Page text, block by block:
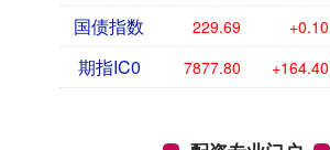
国债指数 229.69 +0.10
期指IC0 7877.80 +164.40